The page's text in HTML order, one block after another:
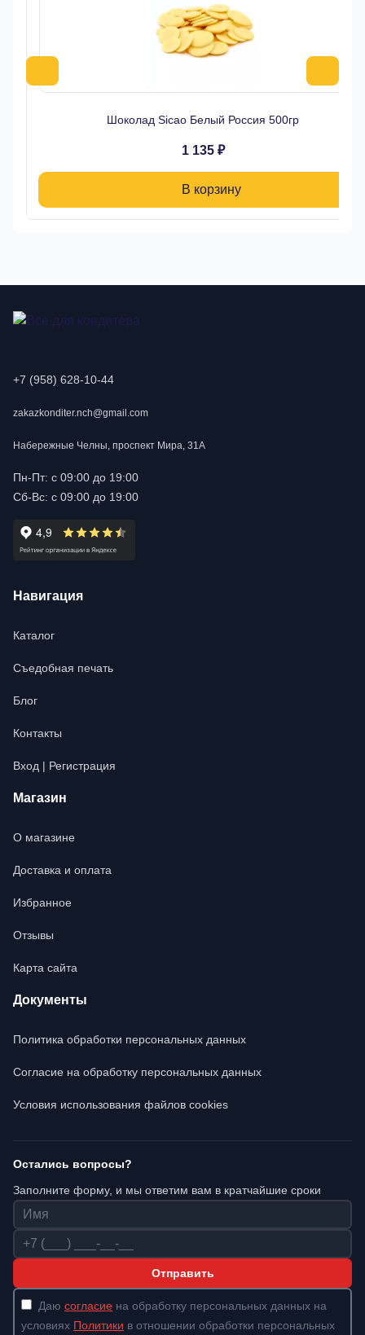
Шоколад Sicao Белый Россия 500гр
1 135 ₽
В корзину
+7 (958) 628-10-44
zakazkonditer.nch@gmail.com
Набережные Челны, проспект Мира, 31А
Пн-Пт: с 09:00 до 19:00
Сб-Вс: с 09:00 до 19:00
Навигация
Каталог
Съедобная печать
Блог
Контакты
Вход | Регистрация
Магазин
О магазине
Доставка и оплата
Избранное
Отзывы
Карта сайта
Документы
Политика обработки персональных данных
Согласие на обработку персональных данных
Условия использования файлов cookies
Остались вопросы?
Заполните форму, и мы ответим вам в кратчайшие сроки
Имя
Телефон
Отправить
Даю согласие на обработку персональных данных на
условиях Политики в отношении обработки персональных